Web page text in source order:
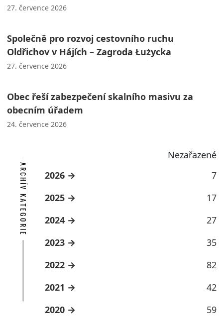
27. července 2026
Společně pro rozvoj cestovního ruchu
Oldřichov v Hájích – Zagroda Łużycka
27. července 2026
Obec řeší zabezpečení skalního masivu za
obecním úřadem
24. července 2026
Nezařazené
ARCHÍV KATEGORIE 2026
7
2025
17
2024
27
2023
35
2022
82
2021
42
2020
59